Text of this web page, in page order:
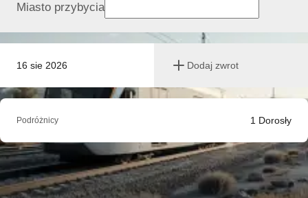
16 sie 2026 Dodaj zwrot
Miasto przybycia
Podróżnicy 1 Dorosły